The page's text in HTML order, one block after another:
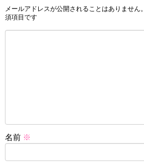
メールアドレスが公開されることはありません。
須項目です
名前 ※